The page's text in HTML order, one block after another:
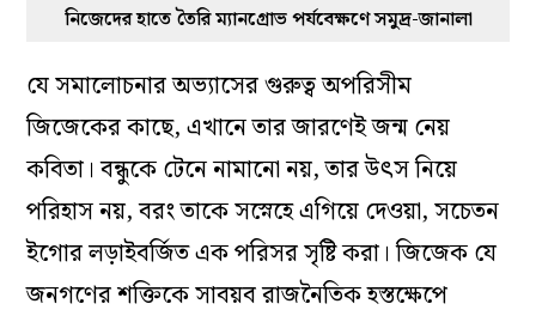
নিজেদের হাতে তৈরি ম্যানগ্রোভ পর্যবেক্ষণে সমুদ্র-জানালা
যে সমালোচনার অভ্যাসের গুরুত্ব অপরিসীম
জিজেকের কাছে, এখানে তার জারণেই জন্ম নেয়
কবিতা। বন্ধুকে টেনে নামানো নয়, তার উৎস নিয়ে
পরিহাস নয়, বরং তাকে সস্নেহে এগিয়ে দেওয়া, সচেতন
ইগোর লড়াইবর্জিত এক পরিসর সৃষ্টি করা। জিজেক যে
জনগণের শক্তিকে সাবয়ব রাজনৈতিক হস্তক্ষেপে